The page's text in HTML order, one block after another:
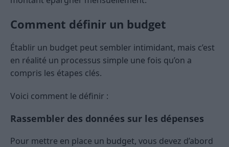
Comment définir un budget
Établir un budget peut sembler intimidant, mais c’est
en réalité un processus simple une fois qu’on a
compris les étapes clés.
Voici comment le définir :
Rassembler des données sur les dépenses
Pour mettre en place un budget, vous devez d’abord